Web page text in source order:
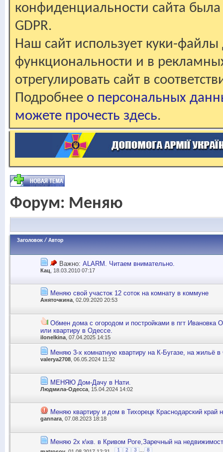
конфиденциальности сайта
GDPR.
Наш сайт использует куки-файлы
функциональности и в
отрегулировать сайт в
Подробнее о персональных
можете прочесть здесь.
Форум: Меняю
Заголовок / Автор
Важно: ALARM. Читаем внимательно.
Кац , 18.03.2010 07:17
Меняю свой участок 12 соток на комнату в коммуне
Аняточкина, 02.09.2020 20:53
Обмен дома с огородом и постройками в пгт Ивановка
или квартиру в Одессе.
ilonelkina , 07.04.2025 14:15
Меняю 3-х комнатную квартиру на К-Бугазе, на жильё
valerya2708, 06.05.2024 11:32
МЕНЯЮ Дом-Дачу в Нати.
Людмила-Одесса , 15.04.2024 14:02
Меняю квартиру и дом в Тихорецк Краснодарский край
gannara , 07.08.2023 18:18
Меняю 2х к\кв. в Кривом Роге,Заречный на
1 2 3 8